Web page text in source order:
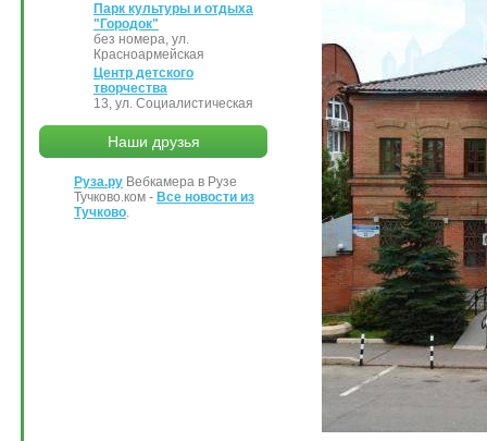
Парк культуры и отдыха
"Городок"
без номера, ул.
Красноармейская
Центр детского
творчества
13, ул. Социалистическая
Наши друзья
Руза.ру Вебкамера в Рузе
Тучково.ком - Все новости из
Тучково.